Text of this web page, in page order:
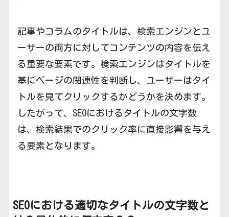
記事やコラムのタイトルは、検索エンジンとユ
ーザーの両方に対してコンテンツの内容を伝え
る重要な要素です。検索エンジンはタイトルを
基にページの関連性を判断し、ユーザーはタイ
トルを見てクリックするかどうかを決めます。
したがって、SEOにおけるタイトルの文字数
は、検索結果でのクリック率に直接影響を与え
る要素となります。
SEOにおける適切なタイトルの文字数と